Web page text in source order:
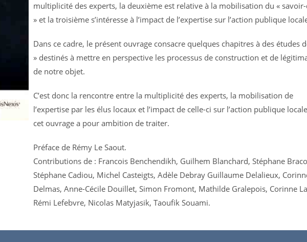
multiplicité des experts, la deuxième est relative à la mobilisation du «
» et la troisième s’intéresse à l’impact de l’expertise sur l’action publique
Dans ce cadre, le présent ouvrage consacre quelques chapitres à des études
» destinés à mettre en perspective les processus de construction et de
de notre objet.
C’est donc la rencontre entre la multiplicité des experts, la mobilisation de
l’expertise par les élus locaux et l’impact de celle-ci sur l’action publique
cet ouvrage a pour ambition de traiter.
Préface de Rémy Le Saout.
Contributions de : Francois Benchendikh, Guilhem Blanchard, Stéphane
Stéphane Cadiou, Michel Casteigts, Adèle Debray Guillaume Delalieux,
Delmas, Anne-Cécile Douillet, Simon Fromont, Mathilde Gralepois, Corinne
Rémi Lefebvre, Nicolas Matyjasik, Taoufik Souami.